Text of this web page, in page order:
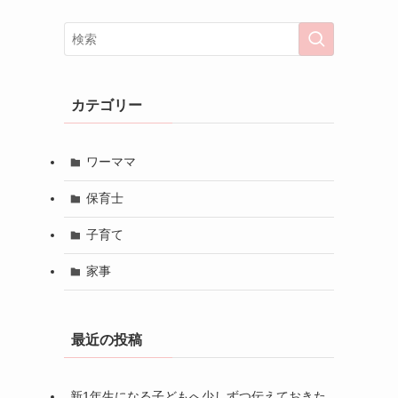
カテゴリー
ワーママ
保育士
子育て
家事
最近の投稿